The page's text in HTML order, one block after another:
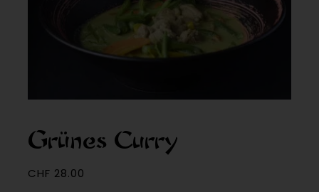
Grünes Curry
CHF 28.00